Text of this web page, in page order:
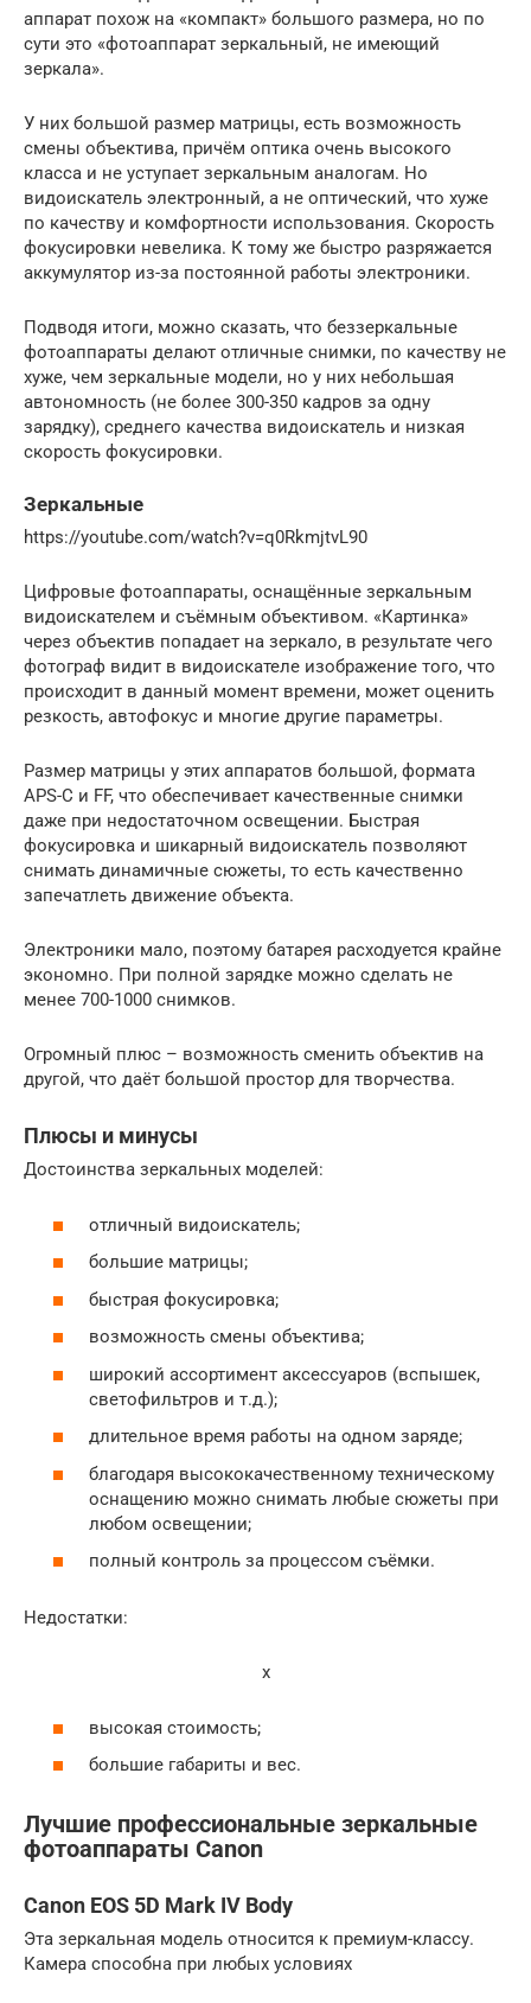
аппарат похож на «компакт» большого размера, но по
сути это «фотоаппарат зеркальный, не имеющий
зеркала».
У них большой размер матрицы, есть возможность
смены объектива, причём оптика очень высокого
класса и не уступает зеркальным аналогам. Но
видоискатель электронный, а не оптический, что хуже
по качеству и комфортности использования. Скорость
фокусировки невелика. К тому же быстро разряжается
аккумулятор из-за постоянной работы электроники.
Подводя итоги, можно сказать, что беззеркальные
фотоаппараты делают отличные снимки, по качеству не
хуже, чем зеркальные модели, но у них небольшая
автономность (не более 300-350 кадров за одну
зарядку), среднего качества видоискатель и низкая
скорость фокусировки.
Зеркальные
https://youtube.com/watch?v=q0RkmjtvL90
Цифровые фотоаппараты, оснащённые зеркальным
видоискателем и съёмным объективом. «Картинка»
через объектив попадает на зеркало, в результате чего
фотограф видит в видоискателе изображение того, что
происходит в данный момент времени, может оценить
резкость, автофокус и многие другие параметры.
Размер матрицы у этих аппаратов большой, формата
APS-C и FF, что обеспечивает качественные снимки
даже при недостаточном освещении. Быстрая
фокусировка и шикарный видоискатель позволяют
снимать динамичные сюжеты, то есть качественно
запечатлеть движение объекта.
Электроники мало, поэтому батарея расходуется крайне
экономно. При полной зарядке можно сделать не
менее 700-1000 снимков.
Огромный плюс – возможность сменить объектив на
другой, что даёт большой простор для творчества.
Плюсы и минусы
Достоинства зеркальных моделей:
отличный видоискатель;
большие матрицы;
быстрая фокусировка;
возможность смены объектива;
широкий ассортимент аксессуаров (вспышек,
светофильтров и т.д.);
длительное время работы на одном заряде;
благодаря высококачественному техническому
оснащению можно снимать любые сюжеты при
любом освещении;
полный контроль за процессом съёмки.
Недостатки:
x
высокая стоимость;
большие габариты и вес.
Лучшие профессиональные зеркальные
фотоаппараты Canon
Canon EOS 5D Mark IV Body
Эта зеркальная модель относится к премиум-классу.
Камера способна при любых условиях